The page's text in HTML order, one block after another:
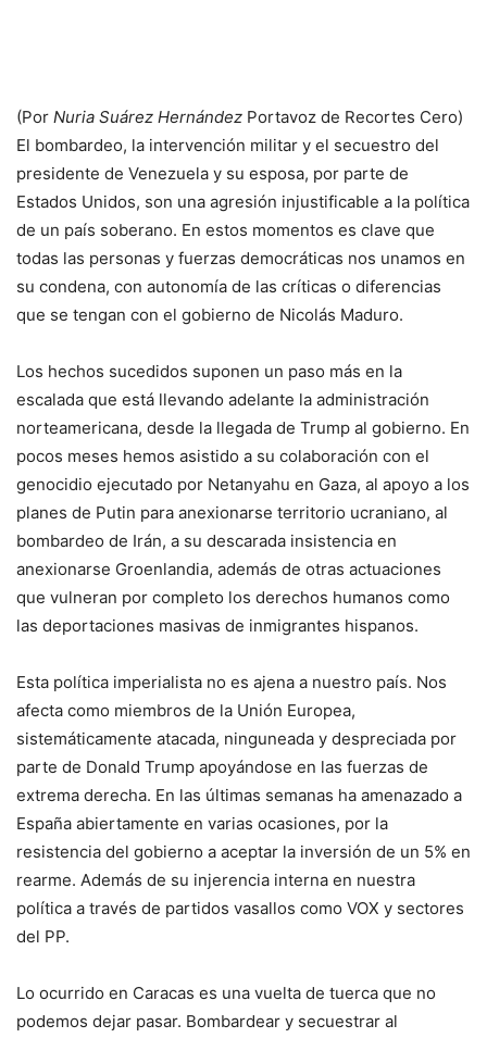
(Por Nuria Suárez Hernández Portavoz de Recortes Cero)
El bombardeo, la intervención militar y el secuestro del
presidente de Venezuela y su esposa, por parte de
Estados Unidos, son una agresión injustificable a la política
de un país soberano. En estos momentos es clave que
todas las personas y fuerzas democráticas nos unamos en
su condena, con autonomía de las críticas o diferencias
que se tengan con el gobierno de Nicolás Maduro.
Los hechos sucedidos suponen un paso más en la
escalada que está llevando adelante la administración
norteamericana, desde la llegada de Trump al gobierno. En
pocos meses hemos asistido a su colaboración con el
genocidio ejecutado por Netanyahu en Gaza, al apoyo a los
planes de Putin para anexionarse territorio ucraniano, al
bombardeo de Irán, a su descarada insistencia en
anexionarse Groenlandia, además de otras actuaciones
que vulneran por completo los derechos humanos como
las deportaciones masivas de inmigrantes hispanos.
Esta política imperialista no es ajena a nuestro país. Nos
afecta como miembros de la Unión Europea,
sistemáticamente atacada, ninguneada y despreciada por
parte de Donald Trump apoyándose en las fuerzas de
extrema derecha. En las últimas semanas ha amenazado a
España abiertamente en varias ocasiones, por la
resistencia del gobierno a aceptar la inversión de un 5% en
rearme. Además de su injerencia interna en nuestra
política a través de partidos vasallos como VOX y sectores
del PP.
Lo ocurrido en Caracas es una vuelta de tuerca que no
podemos dejar pasar. Bombardear y secuestrar al